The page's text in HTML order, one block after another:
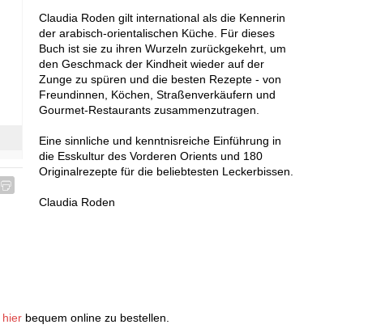
Claudia Roden gilt international als die Kennerin
der arabisch-orientalischen Küche. Für dieses
Buch ist sie zu ihren Wurzeln zurückgekehrt, um
den Geschmack der Kindheit wieder auf der
Zunge zu spüren und die besten Rezepte - von
Freundinnen, Köchen, Straßenverkäufern und
Gourmet-Restaurants zusammenzutragen.
Eine sinnliche und kenntnisreiche Einführung in
die Esskultur des Vorderen Orients und 180
Originalrezepte für die beliebtesten Leckerbissen.
Claudia Roden
hier bequem online zu bestellen.